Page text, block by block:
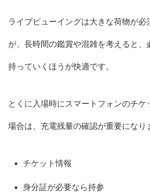
ライブビューイングは大きな荷物が必
が、長時間の鑑賞や混雑を考えると、
持っていくほうが快適です。
とくに入場時にスマートフォンのチケ
場合は、充電残量の確認が重要になり
チケット情報
身分証が必要なら持参